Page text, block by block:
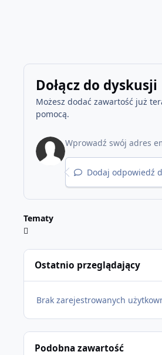
Dołącz do dyskusji
Możesz dodać zawartość już
pomocą.
Dodaj odpowiedź
Tematy
Ostatnio przeglądający
Brak zarejestrowanych
Podobna zawartość